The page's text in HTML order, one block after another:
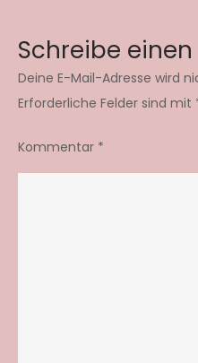
Schreibe
Deine E-Mail-Adresse wird
Erforderliche Felder sind mit
Kommentar *